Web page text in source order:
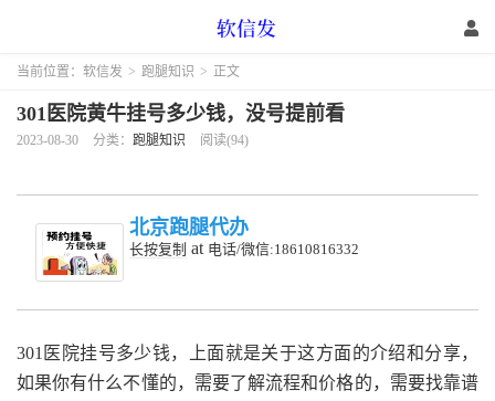
当前位置： 软信发 > 跑腿知识 > 正文
301医院黄牛挂号多少钱，没号提前看
2023-08-30 分类： 跑腿知识 阅读(94)
北京跑腿代办
长按复制 at 电话/微信:18610816332
301医院挂号多少钱，上面就是关于这方面的介绍和分享，
如果你有什么不懂的，需要了解流程和价格的，需要找靠谱